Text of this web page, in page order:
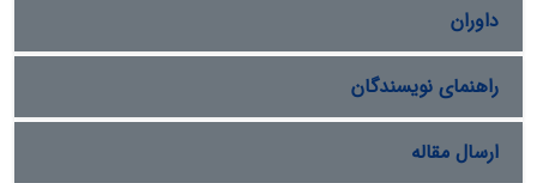
داوران
راهنمای نویسندگان
ارسال مقاله